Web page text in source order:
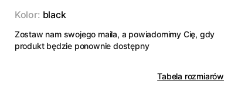
Kolor: black
Zostaw nam swojego maila, a powiadomimy Cię, gdy
produkt będzie ponownie dostępny
Tabela rozmiarów